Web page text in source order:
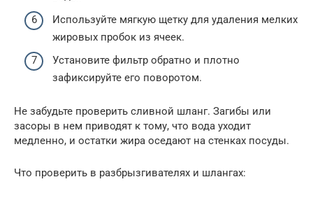
Используйте мягкую щетку для удаления мелких
жировых пробок из ячеек.
Установите фильтр обратно и плотно
зафиксируйте его поворотом.
Не забудьте проверить сливной шланг. Загибы или
засоры в нем приводят к тому, что вода уходит
медленно, и остатки жира оседают на стенках посуды.
Что проверить в разбрызгивателях и шлангах: